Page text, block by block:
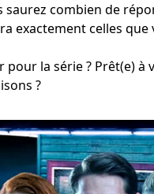
combien de
exactement celles que
la série ? Prêt(e) à
?